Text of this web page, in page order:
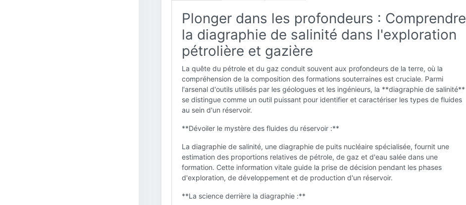
Plonger dans les profondeurs : Comprendre
la diagraphie de salinité dans l'exploration
pétrolière et gazière
La quête du pétrole et du gaz conduit souvent aux profondeurs de la terre, où la
compréhension de la composition des formations souterraines est cruciale. Parmi
l'arsenal d'outils utilisés par les géologues et les ingénieurs, la **diagraphie de salinité**
se distingue comme un outil puissant pour identifier et caractériser les types de fluides
au sein d'un réservoir.
**Dévoiler le mystère des fluides du réservoir :**
La diagraphie de salinité, une diagraphie de puits nucléaire spécialisée, fournit une
estimation des proportions relatives de pétrole, de gaz et d'eau salée dans une
formation. Cette information vitale guide la prise de décision pendant les phases
d'exploration, de développement et de production d'un réservoir.
**La science derrière la diagraphie :**